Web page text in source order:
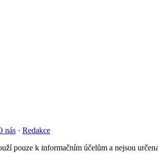
nás · Redakce
pouze k informačním účelům a nejsou